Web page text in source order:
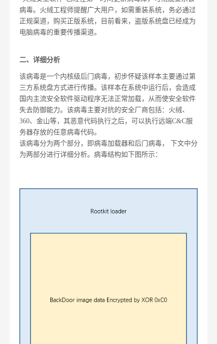
病毒。火绒工程师提醒广大用户，如需重装系统，务必通过
正规渠道，购买正版系统，目前看来，盗版系统盘已经成为
电脑病毒的重要传播渠道。
二、详细分析
该病毒是一个内核级后门病毒，初步怀疑该样本主要通过第
三方系统盘方式进行传播。该样本在系统中运行后，会造成
国内主流安全软件驱动程序无法正常加载，从而使安全软件
失去防御能力。该病毒主要对抗的安全厂商包括：火绒、
360、金山等，其恶意代码执行之后，可以执行远端C&C服
务器存放的任意病毒代码。
该病毒分为两个部分，即病毒加载器和后门病毒， 下文中分
为两部分进行详细分析。病毒结构如下图所示：